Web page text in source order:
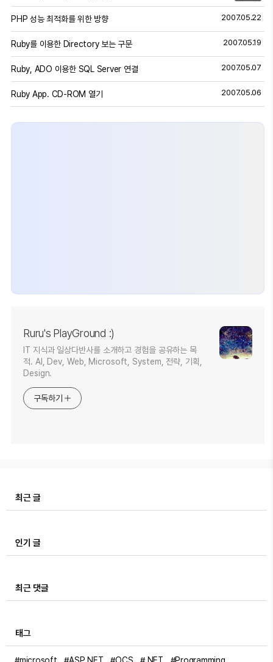
PHP 성능 최적화를 위한 방향 2007.05.22
Ruby를 이용한 Directory 보는 구문 2007.05.19
Ruby, ADO 이용한 SQL Server 연결 2007.05.07
Ruby App. CD-ROM 열기 2007.05.06
Ruru's PlayGround :)
IT 지식과 일상다반사를 소개하고 경험을 공유하는 목
적. AI, Dev, Web, Microsoft, System, 전략, 기획,
Design.
구독하기
최근 글
인기 글
최근 댓글
태그